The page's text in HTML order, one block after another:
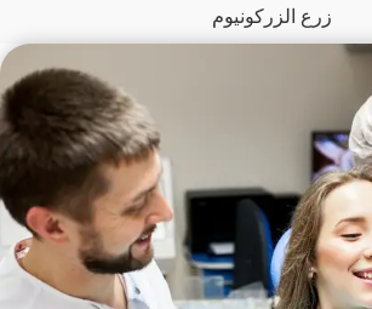
زرع الزركونيوم